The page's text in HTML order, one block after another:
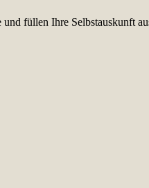
füllen Ihre Selbstauskunft